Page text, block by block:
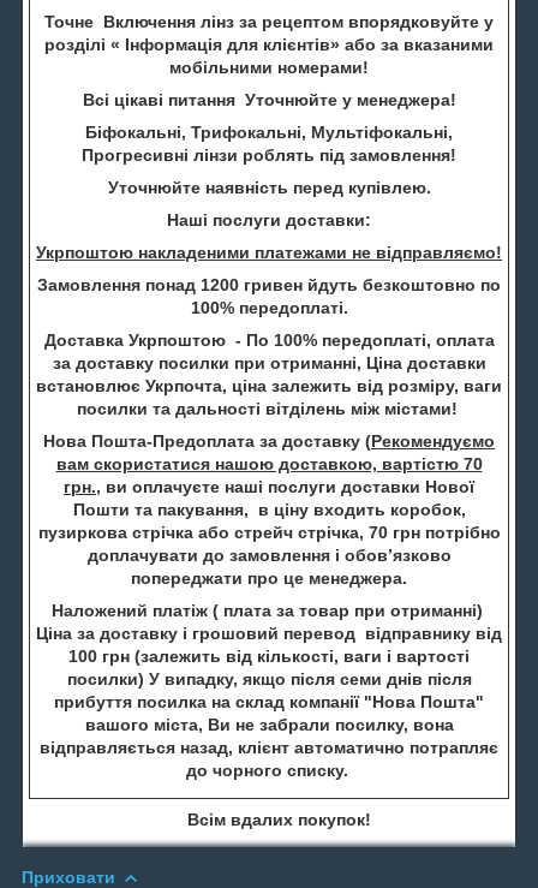
Точне Включення лінз за рецептом впорядковуйте у
розділі « Інформація для клієнтів» або за вказаними
мобільними номерами!
Всі цікаві питання Уточнюйте у менеджера!
Біфокальні, Трифокальні, Мультіфокальні,
Прогресивні лінзи роблять під замовлення!
Уточнюйте наявність перед купівлею.
Наші послуги доставки:
Укрпоштою накладеними платежами не відправляємо!
Замовлення понад 1200 гривен йдуть безкоштовно по
100% передоплаті.
Доставка Укрпоштою - По 100% передоплаті, оплата
за доставку посилки при отриманні, Ціна доставки
встановлює Укрпочта, ціна залежить від розміру, ваги
посилки та дальності вітділень між містами!
Нова Пошта-Предоплата за доставку (Рекомендуємо
вам скористатися нашою доставкою, вартістю 70
грн., ви оплачуєте наші послуги доставки Нової
Пошти та пакування, в ціну входить коробок,
пузиркова стрічка або стрейч стрічка, 70 грн потрібно
доплачувати до замовлення і обов’язково
попереджати про це менеджера.
Наложений платіж ( плата за товар при отриманні)
Ціна за доставку і грошовий перевод відправнику від
100 грн (залежить від кількості, ваги і вартості
посилки) У випадку, якщо після семи днів після
прибуття посилка на склад компанії "Нова Пошта"
вашого міста, Ви не забрали посилку, вона
відправляється назад, клієнт автоматично потрапляє
до чорного списку.
Всім вдалих покупок!
Приховати